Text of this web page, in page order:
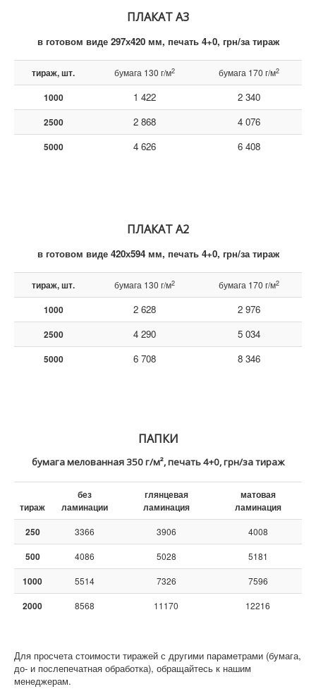
ПЛАКАТ А3
в готовом виде 297х420 мм, печать 4+0, грн/за тираж
тираж, шт. бумага 130 г/м2 бумага 170 г/м2
1000 1 422 2 340
2500 2 868 4 076
5000 4 626 6 408
ПЛАКАТ А2
в готовом виде 420х594 мм, печать 4+0, грн/за тираж
тираж, шт. бумага 130 г/м2 бумага 170 г/м2
1000 2 628 2 976
2500 4 290 5 034
5000 6 708 8 346
ПАПКИ
бумага мелованная 350 г/м², печать 4+0, грн/за тираж
тираж
без
ламинации
глянцевая
ламинация
матовая
ламинация
250
3366 3906 4008
500 4086 5028 5181
1000 5514 7326 7596
2000 8568 11170 12216
Для просчета стоимости тиражей с другими параметрами (бумага,
до- и послепечатная обработка), обращайтесь к нашим
менеджерам.